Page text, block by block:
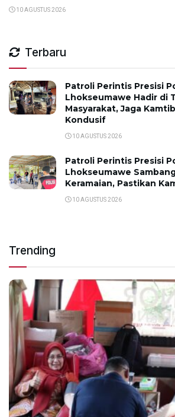
10 AGUSTUS 2026
Terbaru
Patroli Perintis Presisi
Lhokseumawe Hadir di
Masyarakat, Jaga
Kondusif
10 AGUSTUS 2026
Patroli Perintis Presisi
Lhokseumawe
Keramaian, Pastikan
10 AGUSTUS 2026
Trending